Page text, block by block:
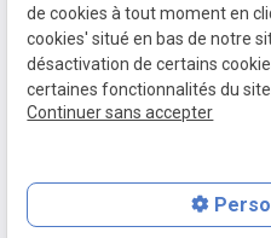
Politique de
confidentialité
Gestion
des
cookies
de cookies à tout moment en
cookies' situé en bas de notre
désactivation de certains
certaines fonctionnalités du
Continuer sans accepter